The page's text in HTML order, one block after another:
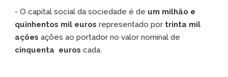
- O capital social da sociedade é de um milhão e
quinhentos mil euros representado por trinta mil
ações ações ao portador no valor nominal de
cinquenta euros cada.